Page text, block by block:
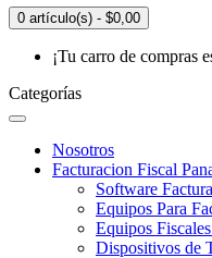
0 artículo(s) - $0,00
¡Tu carro de compras
Categorías
Nosotros
Facturacion Fiscal
Software
Equipos Para
Equipos
Dispositivos de